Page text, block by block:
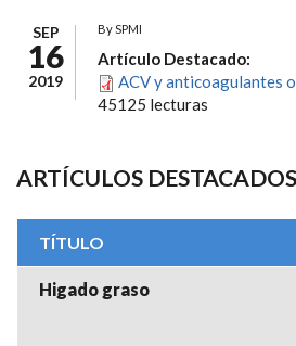
SEP
16
2019
BySPMI
Artículo Destacado:
ACV y anticoagulantes
45125 lecturas
ARTÍCULOS DESTACADOS
TÍTULO
Higado graso